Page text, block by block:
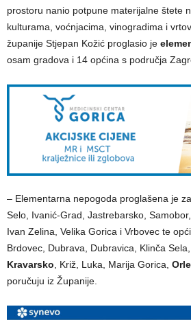
prostoru nanio potpune materijalne štete
kulturama, voćnjacima, vinogradima i
županije Stjepan Kožić proglasio je
osam gradova i 14 općina s područja
– Elementarna nepogoda proglašena je
Selo, Ivanić-Grad, Jastrebarsko,
Ivan Zelina, Velika Gorica i Vrbovec te
Brdovec, Dubrava, Dubravica, Klinča
Kravarsko, Križ, Luka, Marija Gorica, Orle
poručuju iz Županije.